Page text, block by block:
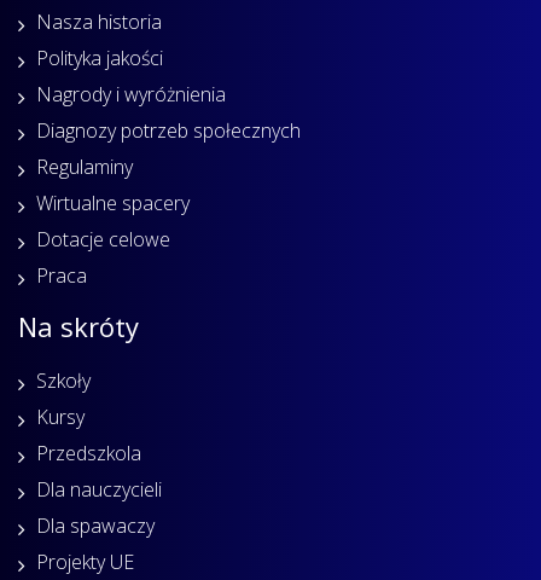
Nasza historia
Polityka jakości
Nagrody i wyróżnienia
Diagnozy potrzeb społecznych
Regulaminy
Wirtualne spacery
Dotacje celowe
Praca
Na skróty
Szkoły
Kursy
Przedszkola
Dla nauczycieli
Dla spawaczy
Projekty UE